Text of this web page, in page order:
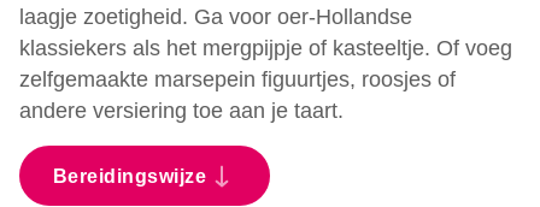
laagje zoetigheid. Ga voor oer-Hollandse
klassiekers als het mergpijpje of kasteeltje. Of voeg
zelfgemaakte marsepein figuurtjes, roosjes of
andere versiering toe aan je taart.
Bereidingswijze